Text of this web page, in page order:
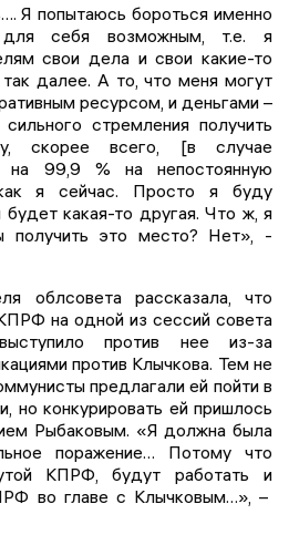
Я попытаюсь бороться именно
себя возможным, т.е. я
свои дела и свои какие-то
далее. А то, что меня могут
ресурсом, и деньгами –
стремления получить
скорее всего, [в случае
на 99,9 % на непостоянную
я сейчас. Просто я буду
какая-то другая. Что ж, я
получить это место? Нет», -
облсовета рассказала, что
на одной из сессий совета
против нее из-за
против Клычкова. Тем не
предлагали ей пойти в
но конкурировать ей пришлось
Рыбаковым. «Я должна была
поражение… Потому что
КПРФ, будут работать и
во главе с Клычковым…», –